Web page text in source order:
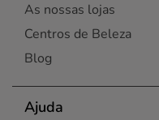
As nossas lojas
Centros de Beleza
Blog
Ajuda